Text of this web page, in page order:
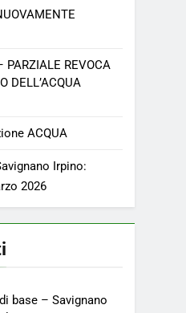
REVOCA
DELL’ACQUA
ACQUA
Irpino:
2026
base – Savignano